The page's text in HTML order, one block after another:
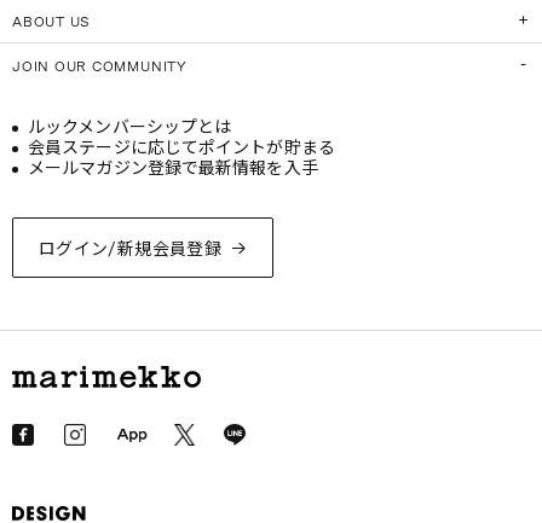
ABOUT US
JOIN OUR COMMUNITY
ログイン/新規会員登録
ルックメンバーシップとは
会員ステージに応じてポイントが貯まる
メールマガジン登録で最新情報を入手